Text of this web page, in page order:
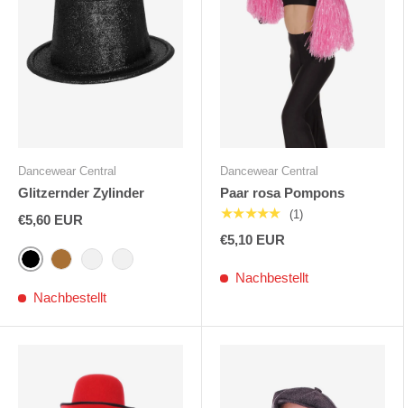
Dancewear Central
Glitzernder Zylinder
€5,60 EUR
Schwarz
GoldSilberRio Rot
Nachbestellt
Dancewear Central
Paar rosa Pompons
★★★★★ (1)
€5,10 EUR
Nachbestellt